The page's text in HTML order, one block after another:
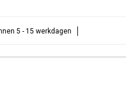
5 - 15 werkdagen